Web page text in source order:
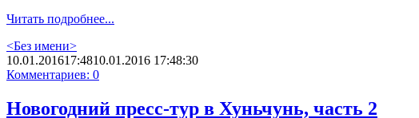
Читать подробнее...
<Без имени>
10.01.201617:4810.01.2016 17:48:30
Комментариев: 0
Новогодний пресс-тур в Хуньчунь, часть 2